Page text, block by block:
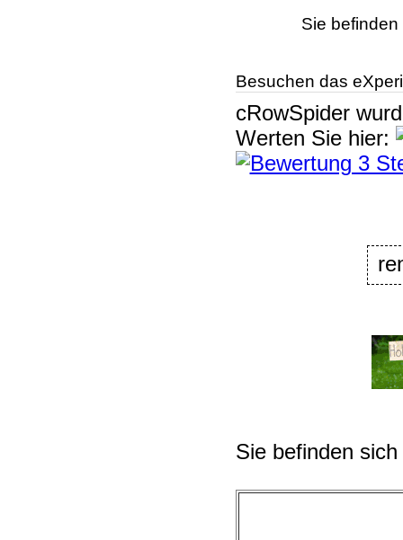
Sie
Besuchen das
cRowSpider
Werten Sie hier:
Sie befinden